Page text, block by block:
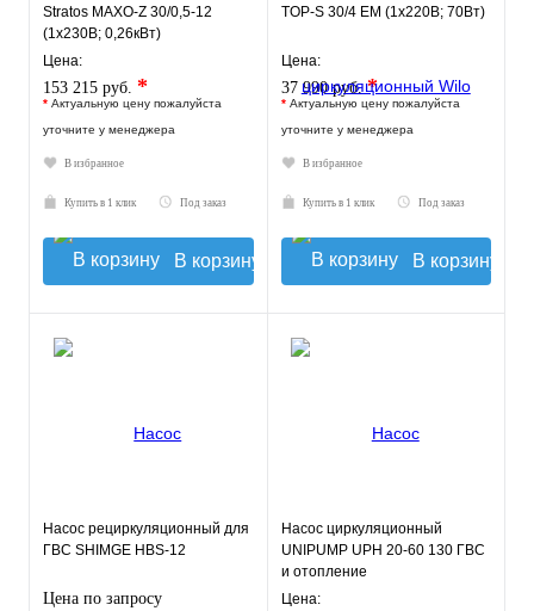
Stratos MAXO-Z 30/0,5-12
(1x230В; 0,26кВт)
Цена:
153 215 руб. *
* Актуальную цену пожалуйста
уточните у менеджера
В избранное
Купить в 1 клик Под заказ
В корзину
TOP-S 30/4 EM (1х220В; 70Вт)
Цена:
37 990 руб.*
* Актуальную цену пожалуйста
уточните у менеджера
В избранное
Купить в 1 клик Под заказ
В корзину
Насос рециркуляционный для
ГВС SHIMGE HBS-12
Цена по запросу
Насос циркуляционный
UNIPUMP UPH 20-60 130 ГВС
и отопление
Цена: